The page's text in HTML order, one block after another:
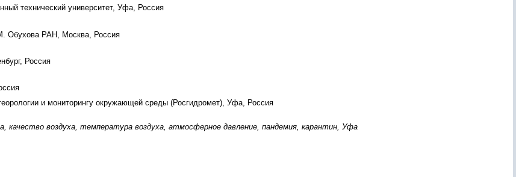
технический университет, Уфа, Россия
Обухова РАН, Москва, Россия
Россия
и мониторингу окружающей среды (Росгидромет), Уфа, Россия
качество воздуха, температура воздуха, атмосферное давление, пандемия, карантин, Уфа